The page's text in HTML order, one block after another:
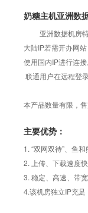
奶糖主机亚洲数
亚洲数据机房特
大陆IP若需开办网
使用国内IP进行连接
联通用户在远程登
本产品数量有限，
主要优势：
1. “双网双待”、鱼
2. 上传、下载速度
3. 稳定、高速、带
4.该机房独立IP充